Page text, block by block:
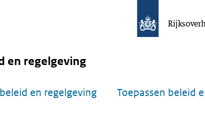
en regelgeving
en regelgeving Toepassen beleid